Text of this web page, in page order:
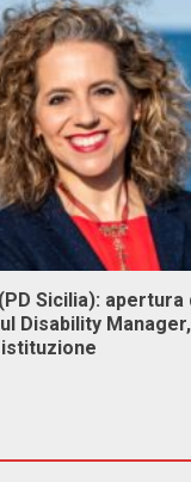
Sicilia): apertura
Disability